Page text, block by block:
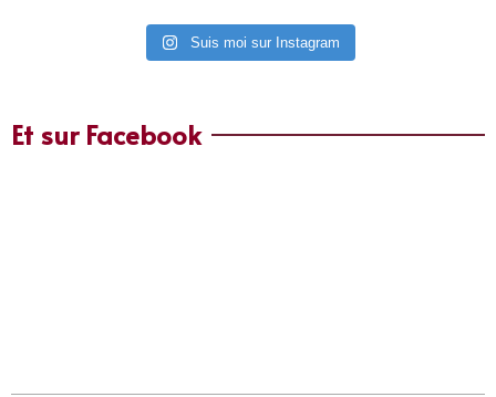
Suis moi sur Instagram
Et sur Facebook